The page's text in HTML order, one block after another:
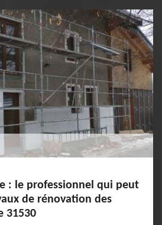
: le professionnel qui peut
de rénovation des
31530